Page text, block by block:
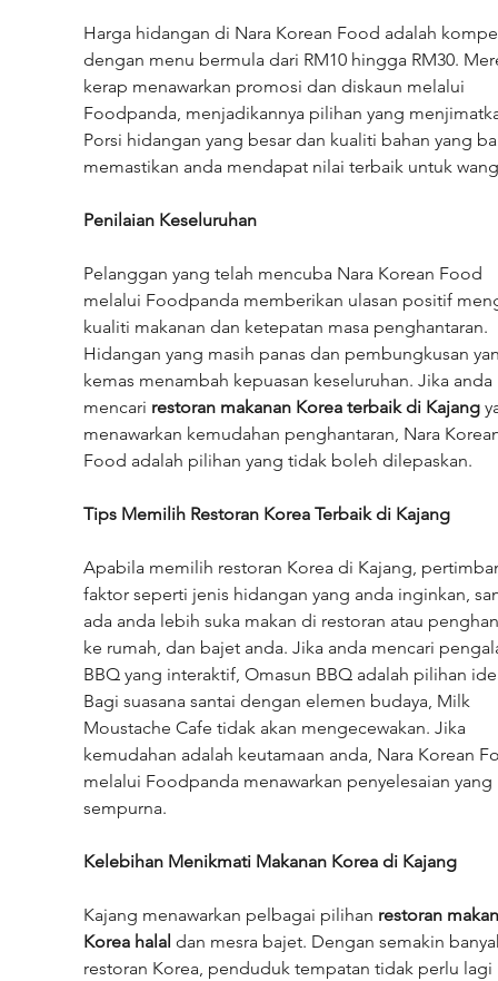
Harga hidangan di Nara Korean Food adalah
dengan menu bermula dari RM10 hingga RM30.
kerap menawarkan promosi dan diskaun melalui
Foodpanda, menjadikannya pilihan yang
Porsi hidangan yang besar dan kualiti bahan yang
memastikan anda mendapat nilai terbaik untuk
Penilaian Keseluruhan
Pelanggan yang telah mencuba Nara Korean Food
melalui Foodpanda memberikan ulasan positif
kualiti makanan dan ketepatan masa penghantaran.
Hidangan yang masih panas dan pembungkusan
kemas menambah kepuasan keseluruhan. Jika anda
mencari restoran makanan Korea terbaik di Kajang
menawarkan kemudahan penghantaran, Nara
Food adalah pilihan yang tidak boleh dilepaskan.
Tips Memilih Restoran Korea Terbaik di Kajang
Apabila memilih restoran Korea di Kajang,
faktor seperti jenis hidangan yang anda inginkan,
ada anda lebih suka makan di restoran atau
ke rumah, dan bajet anda. Jika anda mencari
BBQ yang interaktif, Omasun BBQ adalah pilihan
Bagi suasana santai dengan elemen budaya, Milk
Moustache Cafe tidak akan mengecewakan. Jika
kemudahan adalah keutamaan anda, Nara Korean
melalui Foodpanda menawarkan penyelesaian yang
sempurna.
Kelebihan Menikmati Makanan Korea di Kajang
Kajang menawarkan pelbagai pilihan restoran
Korea halal dan mesra bajet. Dengan semakin
restoran Korea, penduduk tempatan tidak perlu